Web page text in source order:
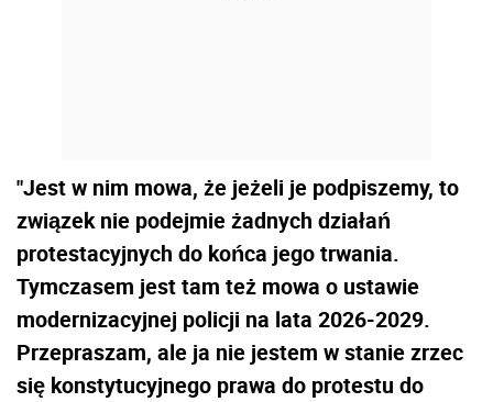
"Jest w nim mowa, że jeżeli je podpiszemy, to
związek nie podejmie żadnych działań
protestacyjnych do końca jego trwania.
Tymczasem jest tam też mowa o ustawie
modernizacyjnej policji na lata 2026-2029.
Przepraszam, ale ja nie jestem w stanie zrzec
się konstytucyjnego prawa do protestu do